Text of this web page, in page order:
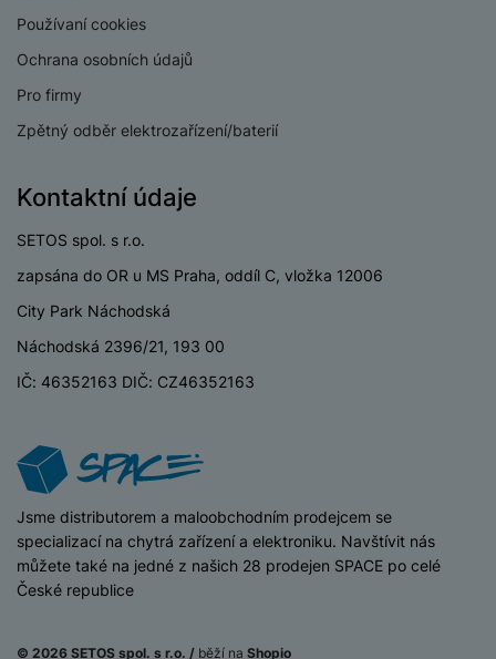
Používaní cookies
Ochrana osobních údajů
Pro firmy
Zpětný odběr elektrozařízení/baterií
Kontaktní údaje
SETOS spol. s r.o.
zapsána do OR u MS Praha, oddíl C, vložka 12006
City Park Náchodská
Náchodská 2396/21, 193 00
IČ: 46352163 DIČ: CZ46352163
iSpace
Jsme distributorem a maloobchodním prodejcem se
specializací na chytrá zařízení a elektroniku. Navštívit nás
můžete také na jedné z našich 28 prodejen SPACE po celé
České republice
© 2026 SETOS spol. s r.o. / běží na Shopio